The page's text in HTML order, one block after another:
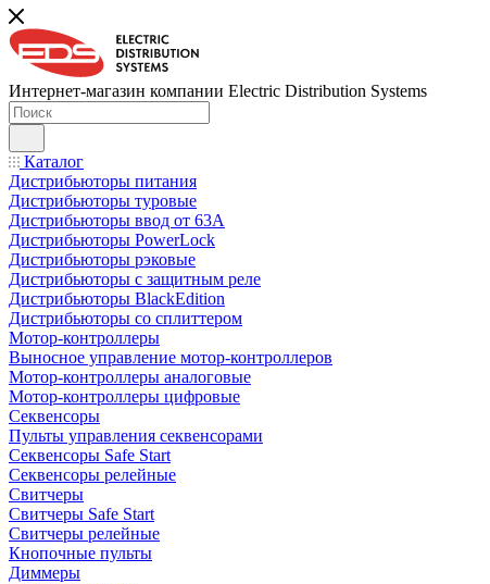
Интернет-магазин компании Electric Distribution Systems
Каталог
Дистрибьюторы питания
Дистрибьюторы туровые
Дистрибьюторы ввод от 63A
Дистрибьюторы PowerLock
Дистрибьюторы рэковые
Дистрибьюторы с защитным реле
Дистрибьюторы BlackEdition
Дистрибьюторы со сплиттером
Мотор-контроллеры
Выносное управление мотор-контроллеров
Мотор-контроллеры аналоговые
Мотор-контроллеры цифровые
Секвенсоры
Пульты управления секвенсорами
Секвенсоры Safe Start
Секвенсоры релейные
Свитчеры
Свитчеры Safe Start
Свитчеры релейные
Кнопочные пульты
Диммеры